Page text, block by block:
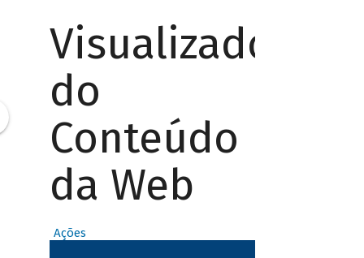
Visualizador
do
Conteúdo
da Web
Ações